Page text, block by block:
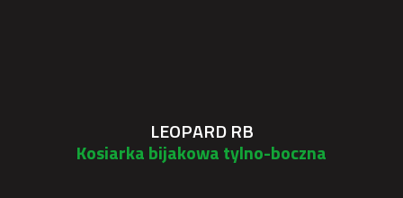
LEOPARD RB
Kosiarka bijakowa tylno-boczna